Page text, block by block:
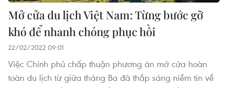
Mở cửa du lịch Việt Nam: Từng bước gỡ
khó để nhanh chóng phục hồi
22/02/2022 09:01
Việc Chính phủ chấp thuận phương án mở cửa hoàn
toàn du lịch từ giữa tháng Ba đã thắp sáng niềm tin về